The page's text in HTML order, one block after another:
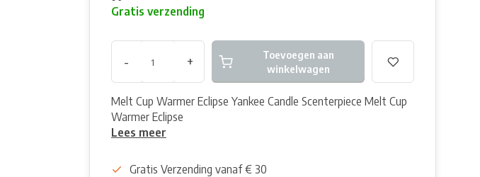
Gratis verzending
- +
Toevoegen aan
winkelwagen
Melt Cup Warmer Eclipse Yankee Candle Scenterpiece Melt Cup
Warmer Eclipse
Lees meer
Gratis Verzending vanaf € 30